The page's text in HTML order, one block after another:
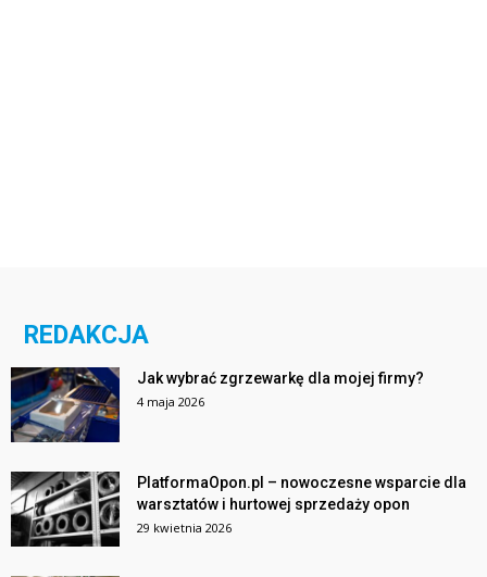
REDAKCJA
Jak wybrać zgrzewarkę dla mojej firmy?
4 maja 2026
PlatformaOpon.pl – nowoczesne wsparcie dla
warsztatów i hurtowej sprzedaży opon
29 kwietnia 2026